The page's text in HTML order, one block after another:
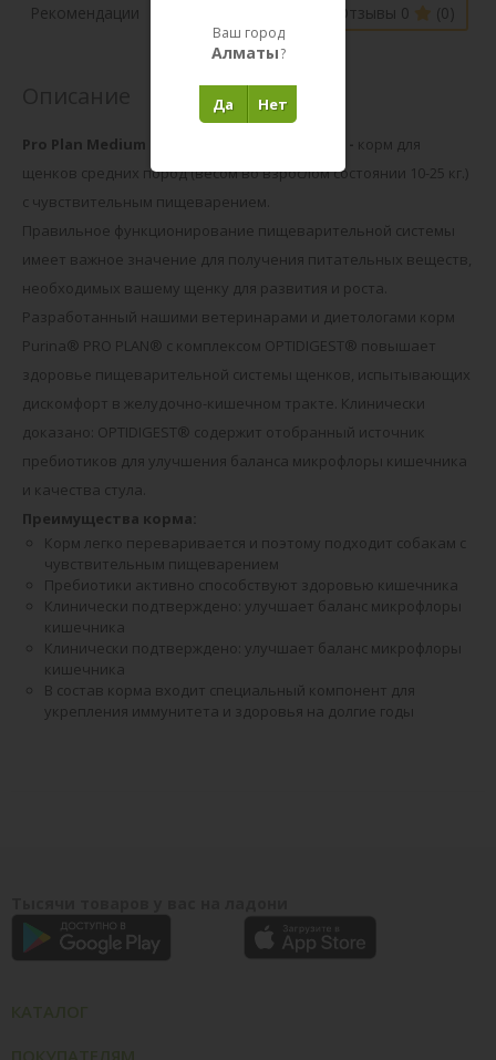
Рекомендации Отзывы 0 (0)
Pro Plan Medium Puppy Sensitive Digestion - корм для
щенков средних пород (весом во взрослом состоянии 10-25 кг.)
с чувствительным пищеварением.
Правильное функционирование пищеварительной системы
имеет важное значение для получения питательных веществ,
необходимых вашему щенку для развития и роста.
Разработанный нашими ветеринарами и диетологами корм
Purina® PRO PLAN® с комплексом OPTIDIGEST® повышает
здоровье пищеварительной системы щенков, испытывающих
дискомфорт в желудочно-кишечном тракте. Клинически
доказано: OPTIDIGEST® содержит отобранный источник
пребиотиков для улучшения баланса микрофлоры кишечника
и качества стула.
Преимущества корма:
Корм легко переваривается и поэтому подходит собакам с
чувствительным пищеварением
Пребиотики активно способствуют здоровью кишечника
Клинически подтверждено: улучшает баланс микрофлоры
кишечника
Клинически подтверждено: улучшает баланс микрофлоры
кишечника
В состав корма входит специальный компонент для
укрепления иммунитета и здоровья на долгие годы
Ваш город
Алматы?
Нет
Да